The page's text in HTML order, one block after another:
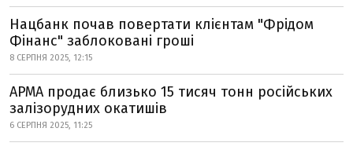
Нацбанк почав повертати клієнтам "Фрідом
Фінанс" заблоковані гроші
8 СЕРПНЯ 2025, 12:15
АРМА продає близько 15 тисяч тонн російських
залізорудних окатишів
6 СЕРПНЯ 2025, 11:25